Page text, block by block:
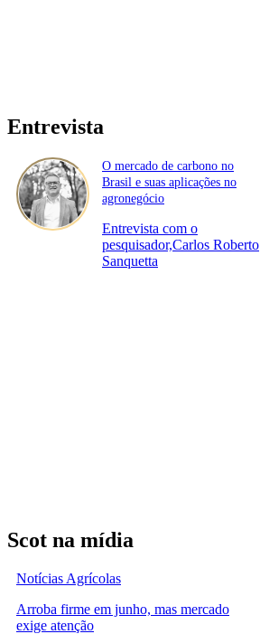
Entrevista
O mercado de carbono no
Brasil e suas aplicações no
agronegócio
Entrevista com o
pesquisador,Carlos Roberto
Sanquetta
Scot na mídia
Notícias Agrícolas
Arroba firme em junho, mas mercado
exige atenção